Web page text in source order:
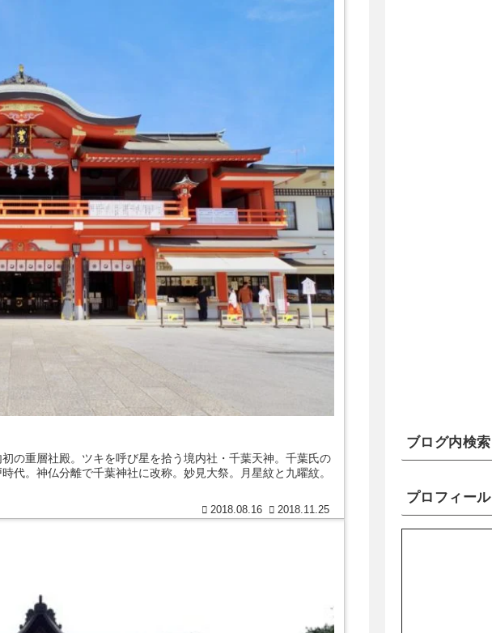
の重層社殿。ツキを呼び星を拾う境内社・千葉天神。千葉氏の
代。神仏分離で千葉神社に改称。妙見大祭。月星紋と九曜紋。
2018.08.16 2018.11.25
ブログ内検索
プロフィール